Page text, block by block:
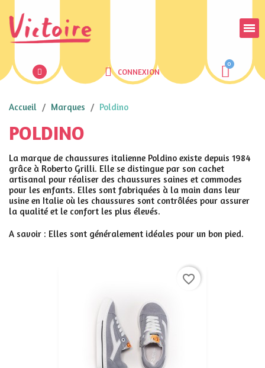
CONNEXION
Accueil Marques Poldino
POLDINO
La marque de chaussures italienne Poldino existe depuis 1984
grâce à Roberto Grilli. Elle se distingue par son cachet
artisanal pour réaliser des chaussures saines et commodes
pour les enfants. Elles sont fabriquées à la main dans leur
usine en Italie où les chaussures sont contrôlées pour assurer
la qualité et le confort les plus élevés.
A savoir : Elles sont généralement idéales pour un bon pied.
favorite_border